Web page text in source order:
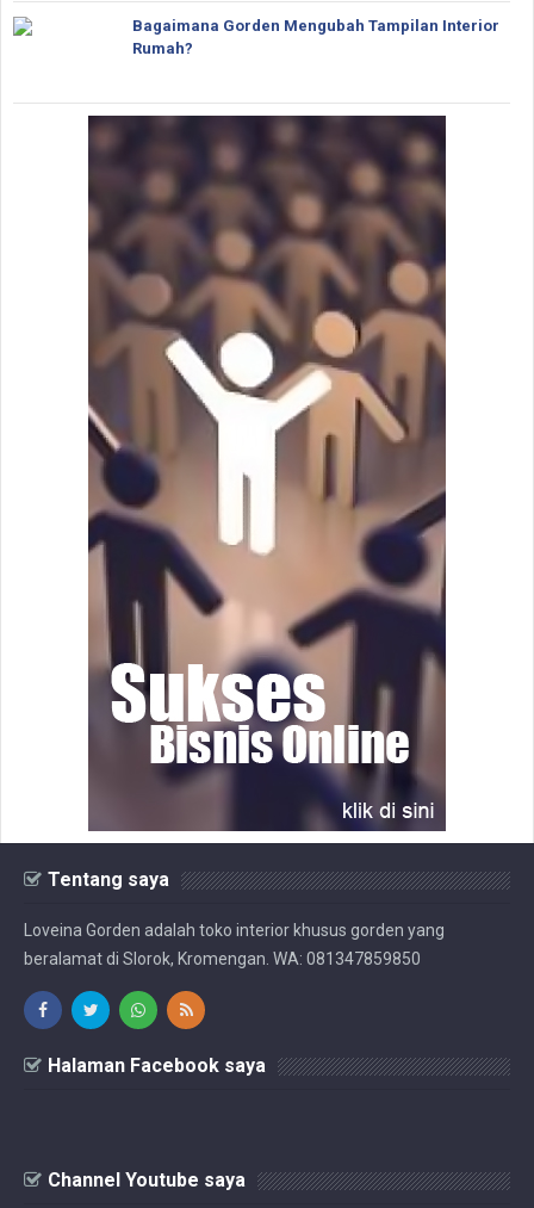
Bagaimana Gorden Mengubah Tampilan Interior
Rumah?
Tentang saya
Loveina Gorden adalah toko interior khusus gorden yang
beralamat di Slorok, Kromengan. WA: 081347859850
Halaman Facebook saya
Channel Youtube saya